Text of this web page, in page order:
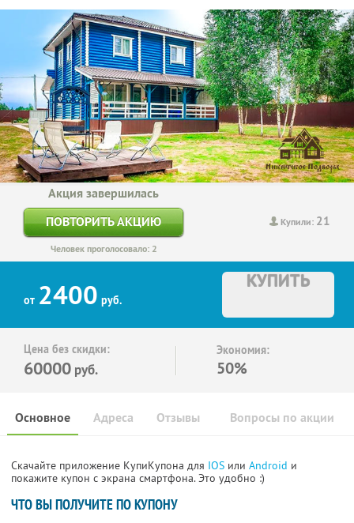
Купили: 21
Акция завершилась
ПОВТОРИТЬ АКЦИЮ
Человек проголосовало: 2
от 2400 руб.
КУПИТЬ
Цена без скидки:
60000 руб.
Экономия:
50%
Основное Отзывы Вопросы по акции
Адреса
Скачайте приложение КупиКупона для IOS или Android и
покажите купон с экрана смартфона. Это удобно :)
ЧТО ВЫ ПОЛУЧИТЕ ПО КУПОНУ